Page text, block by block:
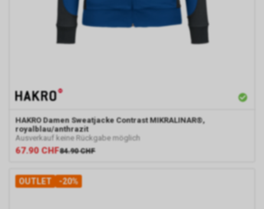
HAKRO Damen Sweatjacke Contrast MIKRALINAR®,
royalblau/anthrazit
Ausverkauf keine Rückgabe möglich
67.90 CHF84.90 CHF
OUTLET -20%